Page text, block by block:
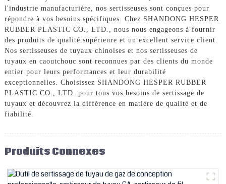
l'industrie manufacturière, nos sertisseuses sont conçues pour
répondre à vos besoins spécifiques. Chez SHANDONG HESPER
RUBBER PLASTIC CO., LTD., nous nous engageons à fournir
des produits de qualité supérieure et un excellent service client.
Nos sertisseuses de tuyaux chinoises et nos sertisseuses de
tuyaux en caoutchouc sont reconnues par des clients du monde
entier pour leurs performances et leur durabilité
exceptionnelles. Choisissez SHANDONG HESPER RUBBER
PLASTIC CO., LTD. pour tous vos besoins de sertissage de
tuyaux et découvrez la différence en matière de qualité et de
fiabilité.
Produits Connexes